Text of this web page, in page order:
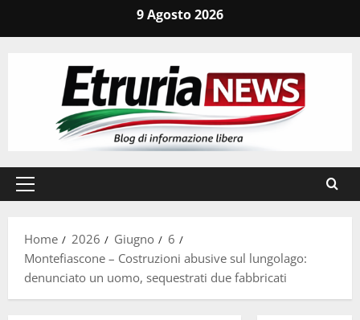
9 Agosto 2026
Menu
Home
2026 Giugno
6
Montefiascone – Costruzioni abusive sul lungolago:
denunciato un uomo, sequestrati due fabbricati